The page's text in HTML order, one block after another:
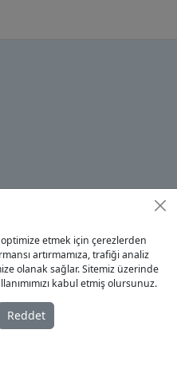
etmek için çerezlerden
artırmamıza, trafiği analiz
olanak sağlar. Sitemiz üzerinde
kabul etmiş olursunuz.
Reddet